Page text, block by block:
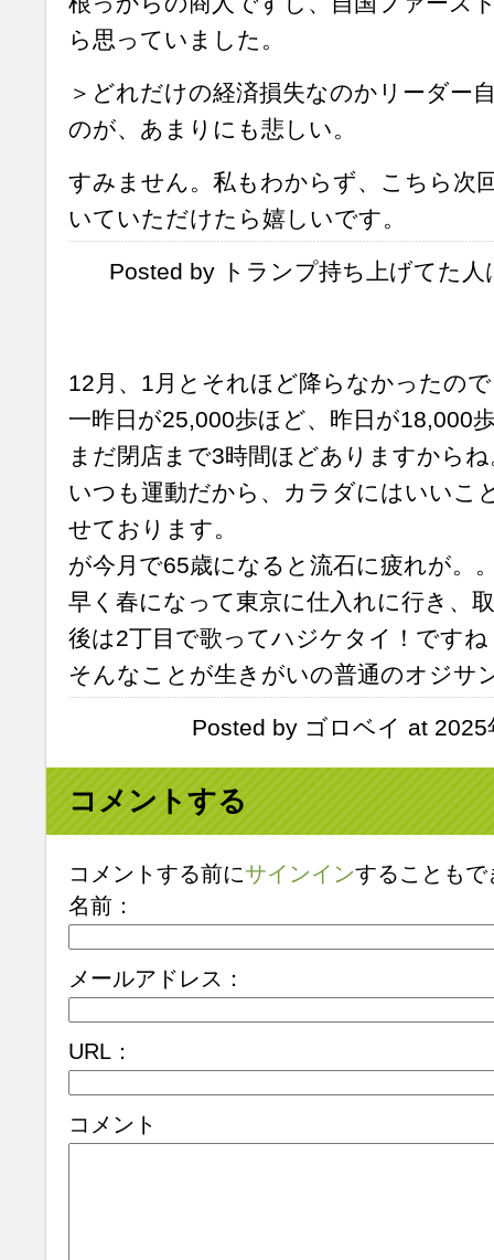
ら思っていました。
＞どれだけの経済損失なのかリーダー
のが、あまりにも悲しい。
すみません。私もわからず、こちら次
いていただけたら嬉しいです。
Posted by トランプ持ち上げてた人
12月、1月とそれほど降らなかったの
一昨日が25,000歩ほど、昨日が18,000
まだ閉店まで3時間ほどありますからね
いつも運動だから、カラダにはいいこ
せております。
が今月で65歳になると流石に疲れが。
早く春になって東京に仕入れに行き、
後は2丁目で歌ってハジケタイ！ですね
そんなことが生きがいの普通のオジサ
Posted by ゴロベイ at
コメントする
コメントする前にサインインすることもで
名前：
メールアドレス：
URL：
コメント